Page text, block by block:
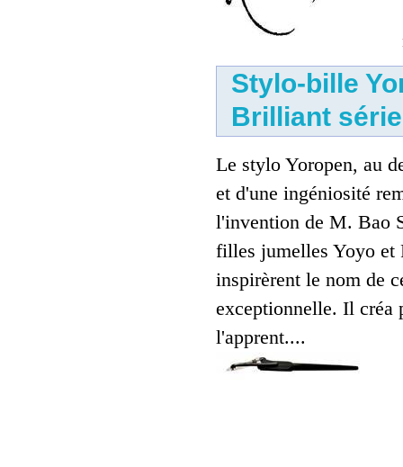
Stylo-bille
Brilliant
Le stylo Yoropen, au
et d'une ingéniosité
l'invention de M. Bao
filles jumelles Yoyo et
inspirèrent le nom de
exceptionnelle. Il créa
l'apprent....